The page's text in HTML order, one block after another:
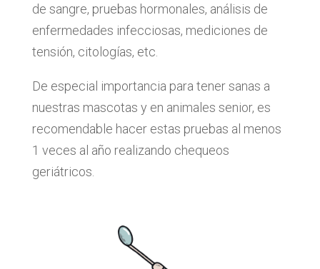
de sangre, pruebas hormonales, análisis de
enfermedades infecciosas, mediciones de
tensión, citologías, etc.
De especial importancia para tener sanas a
nuestras mascotas y en animales senior, es
recomendable hacer estas pruebas al menos
1 veces al año realizando chequeos
geriátricos.